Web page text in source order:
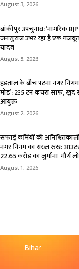
August 3, 2026
बांकीपुर उपचुनाव: ‘नागरिक
जनसुराज उभर रहा है एक
यादव
August 3, 2026
हड़ताल के बीच पटना नगर निगम
मोड’: 235 टन कचरा साफ,
आयुक्त
August 2, 2026
सफाई कर्मियों की
नगर निगम का सख्त रुख:
₹22.65 करोड़ का जुर्माना, मौर्य
August 1, 2026
Bihar